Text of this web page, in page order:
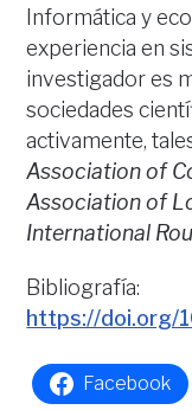
Informática y
experiencia en
investigador es
sociedades
activamente,
Association of
Association of
International
Bibliografía:
https://doi.org/
Facebook